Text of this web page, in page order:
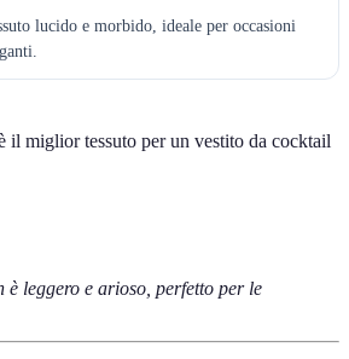
lucido e morbido, ideale per occasioni
il miglior tessuto per un vestito da cocktail
leggero e arioso, perfetto per le